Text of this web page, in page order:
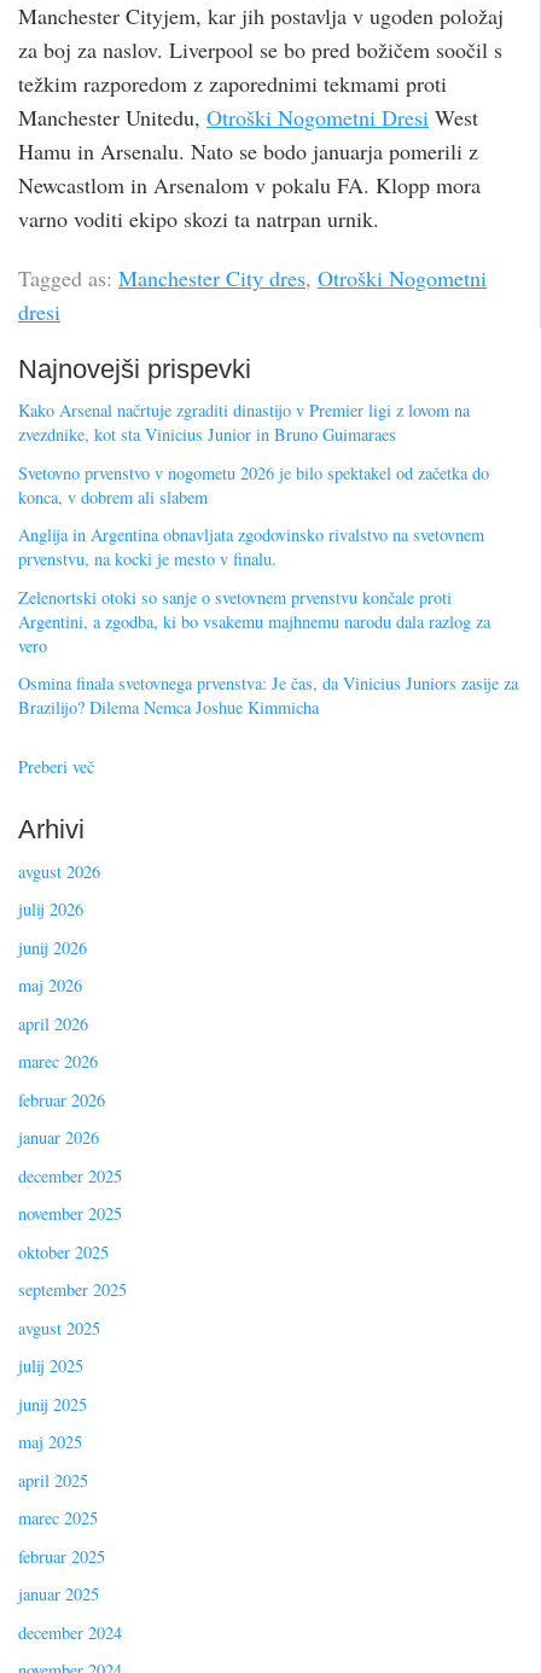
Manchester Cityjem, kar jih postavlja v ugoden položaj
za boj za naslov. Liverpool se bo pred božičem soočil s
težkim razporedom z zaporednimi tekmami proti
Manchester Unitedu, Otroški Nogometni Dresi West
Hamu in Arsenalu. Nato se bodo januarja pomerili z
Newcastlom in Arsenalom v pokalu FA. Klopp mora
varno voditi ekipo skozi ta natrpan urnik.
Tagged as: Manchester City dres, Otroški Nogometni
dresi
Najnovejši prispevki
Kako Arsenal načrtuje zgraditi dinastijo v Premier ligi z lovom na
zvezdnike, kot sta Vinicius Junior in Bruno Guimaraes
Svetovno prvenstvo v nogometu 2026 je bilo spektakel od začetka do
konca, v dobrem ali slabem
Anglija in Argentina obnavljata zgodovinsko rivalstvo na svetovnem
prvenstvu, na kocki je mesto v finalu.
Zelenortski otoki so sanje o svetovnem prvenstvu končale proti
Argentini, a zgodba, ki bo vsakemu majhnemu narodu dala razlog za
vero
Osmina finala svetovnega prvenstva: Je čas, da Vinicius Juniors zasije za
Brazilijo? Dilema Nemca Joshue Kimmicha
Preberi več
Arhivi
avgust 2026
julij 2026
junij 2026
maj 2026
april 2026
marec 2026
februar 2026
januar 2026
december 2025
november 2025
oktober 2025
september 2025
avgust 2025
julij 2025
junij 2025
maj 2025
april 2025
marec 2025
februar 2025
januar 2025
december 2024